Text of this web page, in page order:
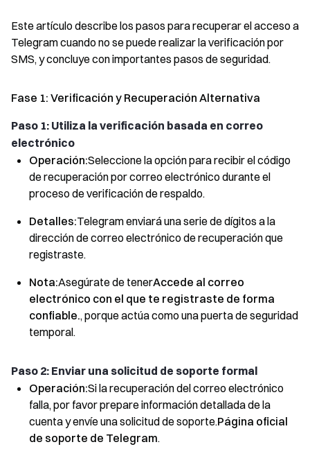
Este artículo describe los pasos para recuperar el acceso a
Telegram cuando no se puede realizar la verificación por
SMS, y concluye con importantes pasos de seguridad.
Fase 1: Verificación y Recuperación Alternativa
Paso 1: Utiliza la verificación basada en correo
electrónico
Operación:Seleccione la opción para recibir el código
de recuperación por correo electrónico durante el
proceso de verificación de respaldo.
Detalles:Telegram enviará una serie de dígitos a la
dirección de correo electrónico de recuperación que
registraste.
Nota:Asegúrate de tenerAccede al correo
electrónico con el que te registraste de forma
confiable., porque actúa como una puerta de seguridad
temporal.
Paso 2: Enviar una solicitud de soporte formal
Operación:Si la recuperación del correo electrónico
falla, por favor prepare información detallada de la
cuenta y envíe una solicitud de soporte.Página oficial
de soporte de Telegram.